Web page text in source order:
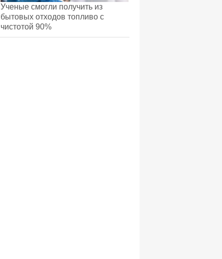
Ученые смогли получить из
бытовых отходов топливо с
чистотой 90%